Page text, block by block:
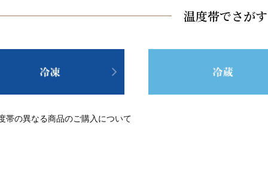
温度帯でさがす
帯の異なる商品のご購入について